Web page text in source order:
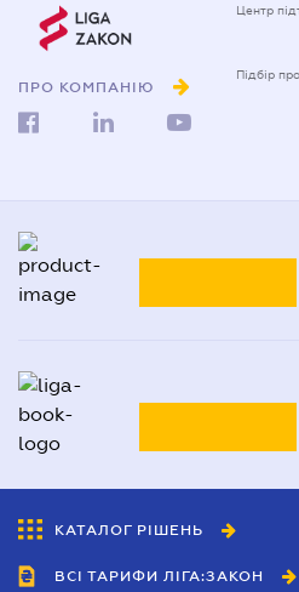
ПРО КОМПАНІЮ
Центр
Підбір
КАТАЛОГ РІШЕНЬ
ВСІ ТАРИФИ ЛІГА:ЗАКОН